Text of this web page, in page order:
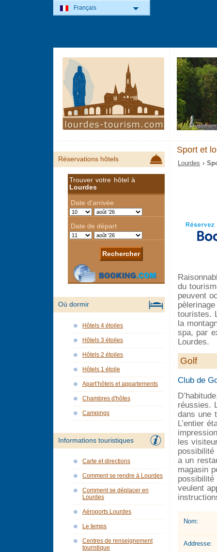
Sport et
Lourdes ›
du
peuvent
touristes.
la
spa, par
Lourdes.
Golf
Club de
réussies.
dans une
L’entier
les
a un
magasin
veulent
Nom:
Addresse:
Réservations hôtels
Trouver votre hôtel à
Lourdes
Où dormir
Hôtels 4 étoiles
Hôtels 3 étoiles
Hôtels 2 étoiles
Hôtels 1 étoile
Apart’hôtels et appartements
Chambres d'hôtes
Campings
Informations touristiques
Carte et directions
Comment se rendre à Lourdes
Comment se déplacer en
Lourdes
Aéroports Lourdes
Le temps
Centres de renseignement
touristique
Français